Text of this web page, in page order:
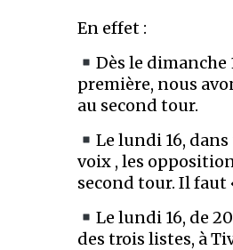
En effet :
Dès le
première, nous
au second tour.
Le lundi 16,
voix , les
second tour. Il
Le lundi 16, de
des trois listes, à